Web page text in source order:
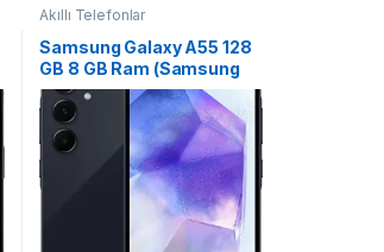
Akıllı Telefonlar
Samsung Galaxy A55 128
GB 8 GB Ram (Samsung
Türkiye Garantili)